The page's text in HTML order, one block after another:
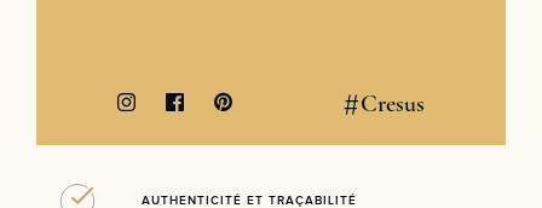
#Cresus
AUTHENTICITÉ ET TRAÇABILITÉ